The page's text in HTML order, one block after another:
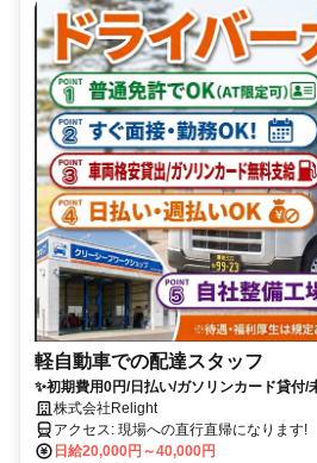
軽自動車での配達スタッフ
✨初期費用0円/日払い/ガソリンカード貸付/
株式会社Relight
アクセス: 現場への直行直帰になります!
日給20,000円～40,000円